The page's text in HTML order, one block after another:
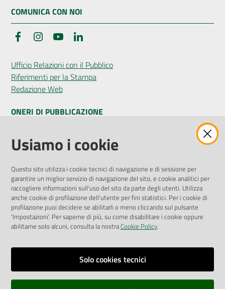
COMUNICA CON NOI
FacebookInstagramYouTube
Ufficio Relazioni con il Pubblico
Riferimenti per la Stampa
Redazione Web
ONERI DI PUBBLICAZIONE
Amministrazione Trasparente
Pubblicità legale
Privacy Policy
Attuazione Misure PNRR
Liste di Attesa
ENTI, IMPRESE E PARTNER
Fatturazione Elettronica
Richiesta Patrocinio
Usiamo i cookie
Questo sito utilizza i cookie tecnici di navigazione e di sessione per
garantire un miglior servizio di navigazione del sito, e cookie analitici per
raccogliere informazioni sull'uso del sito da parte degli utenti. Utilizza
anche cookie di profilazione dell'utente per fini statistici. Per i cookie di
profilazione puoi decidere se abilitarli o meno cliccando sul pulsante
'Impostazioni'. Per saperne di più, su come disabilitare i cookie oppure
abilitarne solo alcuni, consulta la nostraCookie Policy.
Solo cookies tecnici